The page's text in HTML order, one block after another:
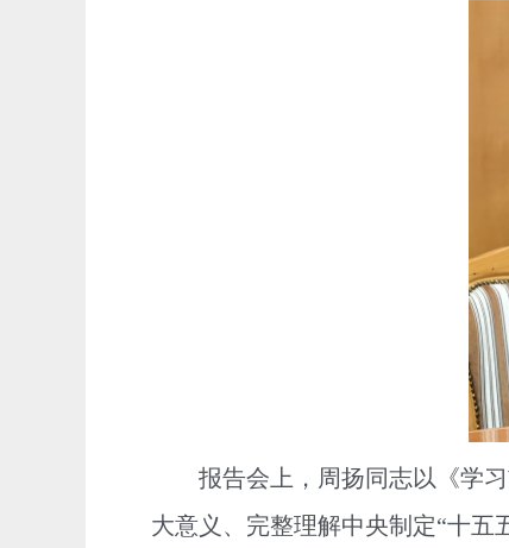
报告会上，周扬同志以《学习
大意义、完整理解中央制定“十五